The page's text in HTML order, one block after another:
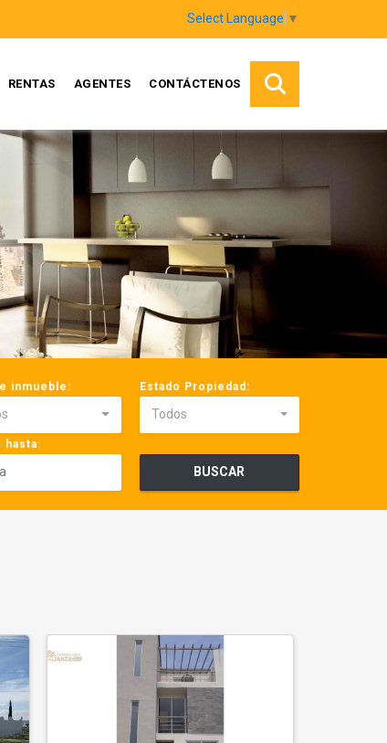
Select Language ▼
RENTAS AGENTES CONTÁCTENOS
inmueble: Estado Propiedad:
Todos
hasta:
BUSCAR